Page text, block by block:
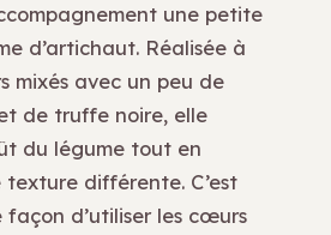
une petite
d’artichaut. Réalisée à
mixés avec un peu de
de truffe noire, elle
du légume tout en
différente. C’est
façon d’utiliser les cœurs